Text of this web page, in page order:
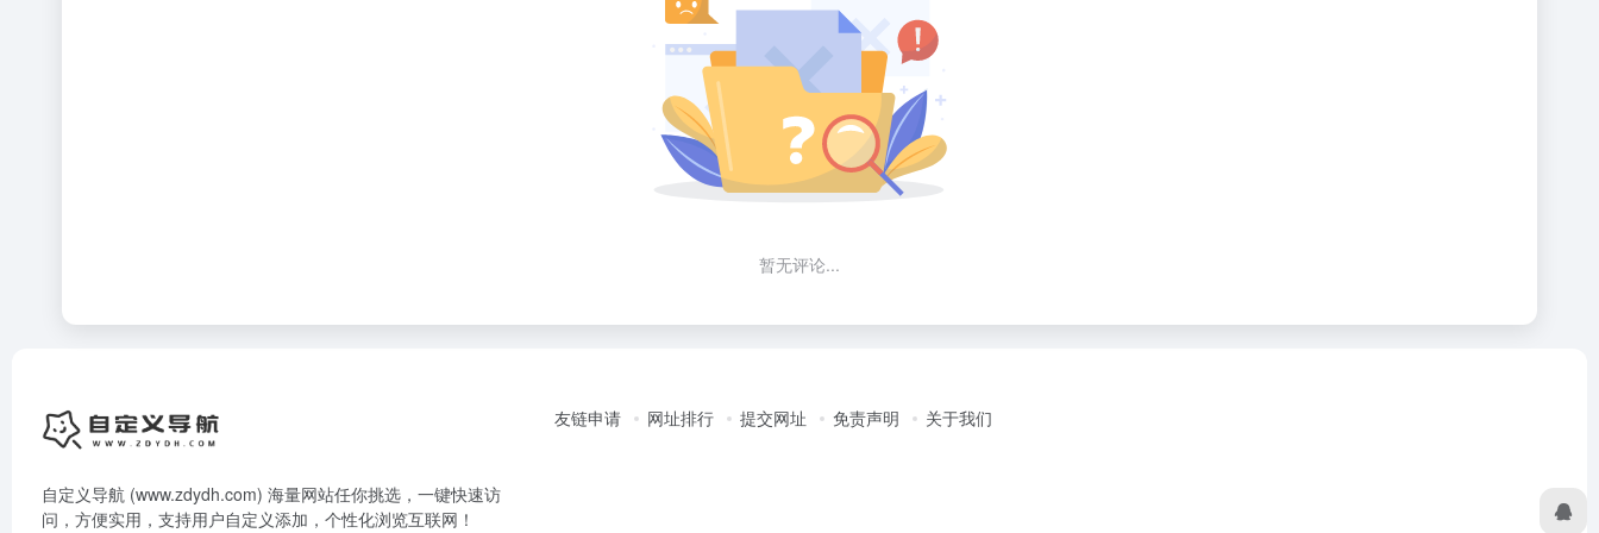
暂无评论...
自定义导航 (www.zdydh.com) 海量网站任你挑选，一键快速访
问，方便实用，支持用户自定义添加，个性化浏览互联网！
友链申请 网址排行 提交网址 免责声明 关于我们